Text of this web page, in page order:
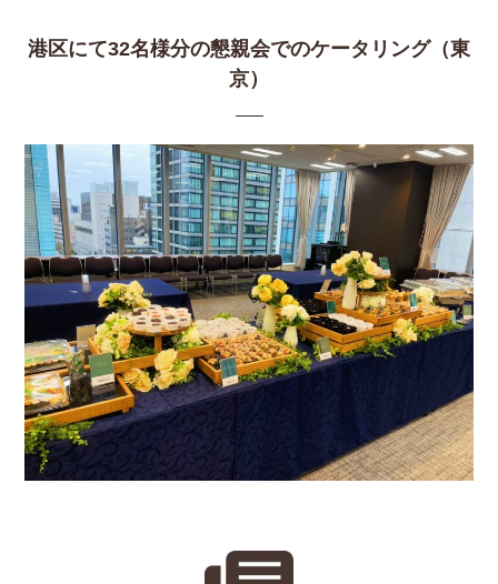
港区にて32名様分の懇親会でのケータリング（東
京）